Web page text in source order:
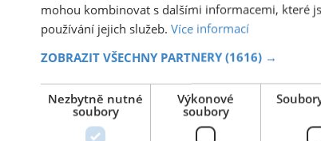
mohou kombinovat s dalšími informacemi, které
používání jejich služeb. Více informací
ZOBRAZIT VŠECHNY PARTNERY (1616) →
Nezbytně nutné
soubory
Výkonové
soubory